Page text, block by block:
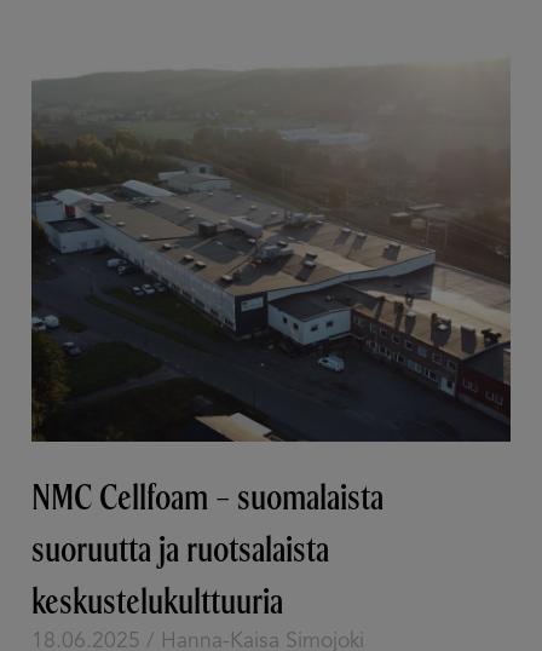
NMC Cellfoam – suomalaista
suoruutta ja ­ruotsalaista
keskustelukulttuuria
18.06.2025 / Hanna-Kaisa Simojoki